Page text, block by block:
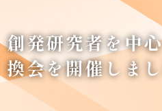
創発研究者を中
換会を開催しま